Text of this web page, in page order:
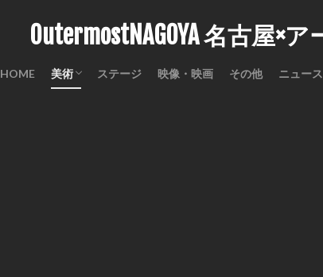
OutermostNAGOYA 名古屋
HOME 美術 ステージ 映像・映画 その他 ニュー